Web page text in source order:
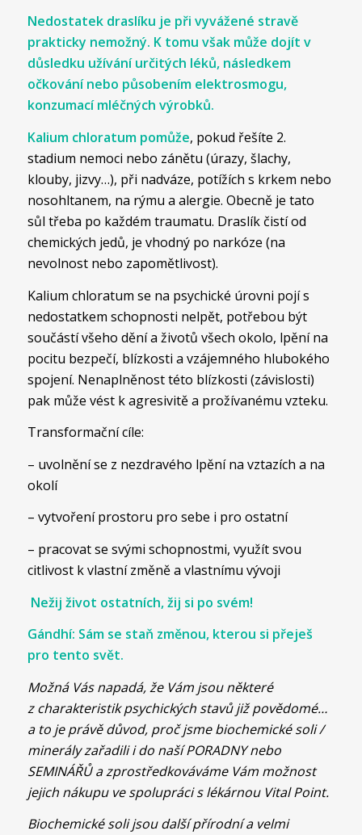
Nedostatek draslíku je při vyvážené stravě
prakticky nemožný. K tomu však může dojít v
důsledku užívání určitých léků, následkem
očkování nebo působením elektrosmogu,
konzumací mléčných výrobků.
Kalium chloratum pomůže, pokud řešíte 2.
stadium nemoci nebo zánětu (úrazy, šlachy,
klouby, jizvy…), při nadváze, potížích s krkem nebo
nosohltanem, na rýmu a alergie. Obecně je tato
sůl třeba po každém traumatu. Draslík čistí od
chemických jedů, je vhodný po narkóze (na
nevolnost nebo zapomětlivost).
Kalium chloratum se na psychické úrovni pojí s
nedostatkem schopnosti nelpět, potřebou být
součástí všeho dění a životů všech okolo, lpění na
pocitu bezpečí, blízkosti a vzájemného hlubokého
spojení. Nenaplněnost této blízkosti (závislosti)
pak může vést k agresivitě a prožívanému vzteku.
Transformační cíle:
– uvolnění se z nezdravého lpění na vztazích a na
okolí
– vytvoření prostoru pro sebe i pro ostatní
– pracovat se svými schopnostmi, využít svou
citlivost k vlastní změně a vlastnímu vývoji
Nežij život ostatních, žij si po svém!
Gándhí: Sám se staň změnou, kterou si přeješ
pro tento svět.
Možná Vás napadá, že Vám jsou některé
z charakteristik psychických stavů již povědomé…
a to je právě důvod, proč jsme biochemické soli /
minerály zařadili i do naší PORADNY nebo
SEMINÁŘŮ a zprostředkováváme Vám možnost
jejich nákupu ve spolupráci s lékárnou Vital Point.
Biochemické soli jsou další přírodní a velmi